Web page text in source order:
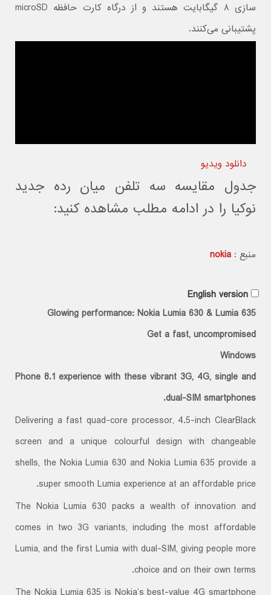
سازی ۸ گیگابایت هستند و از درگاه کارت حافظه microSD
پشتیبانی می‌کنند.
دانلود ویدیو
جدول مقایسه سه تلفن میان رده جدید
نوکیا را در ادامه مطلب مشاهده کنید:
منبع :nokia
English version
Glowing performance: Nokia Lumia 630 & Lumia 635
Get a fast, uncompromised
Windows
Phone 8.1 experience with these vibrant 3G, 4G, single and
dual-SIM smartphones.
Delivering a fast quad-core processor, 4.5-inch ClearBlack
screen and a unique colourful design with changeable
shells, the Nokia Lumia 630 and Nokia Lumia 635 provide a
super smooth Lumia experience at an affordable price.
The Nokia Lumia 630 packs a wealth of innovation and
comes in two 3G variants, including the most affordable
Lumia, and the first Lumia with dual-SIM, giving people more
choice and on their own terms.